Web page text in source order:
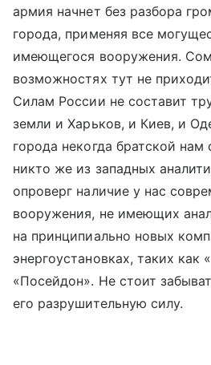
армия начнет без разбора
города, применяя все
имеющегося вооружения.
возможностях тут не
Силам России не составит
земли и Харьков, и Киев, и
города некогда братской нам
никто же из западных
опроверг наличие у нас
вооружения, не имеющих
на принципиально новых
энергоустановках, таких как
«Посейдон». Не стоит
его разрушительную силу.